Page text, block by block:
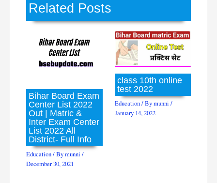
Related Posts
Bihar Board Exam
Center List 2022
Out | Matric &
Inter Exam Center
List 2022 All
District- Full Info
Education/ Bymunni/
December 30, 2021
class 10th online
test 2022
Education/ Bymunni /
January 14, 2022